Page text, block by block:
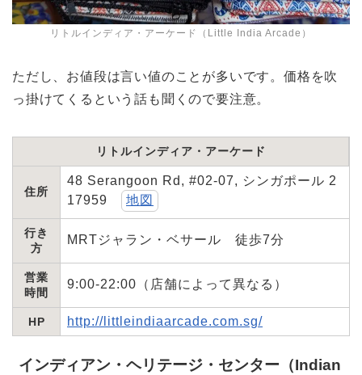
リトルインディア・アーケード（Little India Arcade）
ただし、お値段は言い値のことが多いです。価格を吹
っ掛けてくるという話も聞くので要注意。
リトルインディア・アーケード
住所
48 Serangoon Rd, #02-07, シンガポール 2
17959
地図
行き
方
MRTジャラン・ベサール 徒歩7分
営業
時間
9:00-22:00（店舗によって異なる）
HP http://littleindiaarcade.com.sg/
インディアン・ヘリテージ・センター（Indian